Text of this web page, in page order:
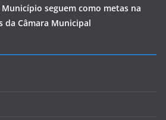
seguem como metas na
da Câmara Municipal